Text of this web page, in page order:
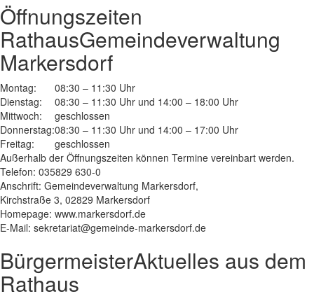
Öffnungszeiten
RathausGemeindeverwaltung
Markersdorf
Montag:
08:30 – 11:30 Uhr
Dienstag:
08:30 – 11:30 Uhr und 14:00 – 18:00 Uhr
Mittwoch:
geschlossen
Donnerstag:08:30 – 11:30 Uhr und 14:00 – 17:00 Uhr
Freitag:
geschlossen
Außerhalb der Öffnungszeiten können Termine vereinbart werden.
Telefon: 035829 630-0
Anschrift: Gemeindeverwaltung Markersdorf,
Kirchstraße 3, 02829 Markersdorf
Homepage: www.markersdorf.de
E-Mail: sekretariat@gemeinde-markersdorf.de
BürgermeisterAktuelles aus dem
Rathaus